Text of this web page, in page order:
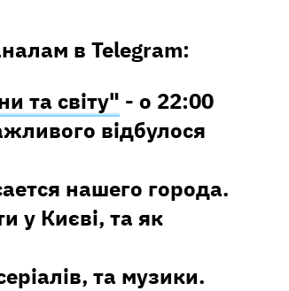
в Telegram:
та світу" - о 22:00
відбулося
нашего города.
у Києві, та як
та музики.